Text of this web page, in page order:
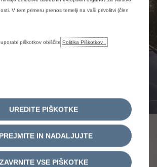
UGODNOSTI ZA
V tem primeru prenos temelji na vaši privolitvi (člen
piškotkov obiščite Politika Piškotkov .
UREDITE PIŠKOTKE
IN NADALJUJTE
ZAVRNITE VSE PIŠKOTKE